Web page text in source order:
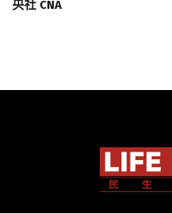
央社 CNA